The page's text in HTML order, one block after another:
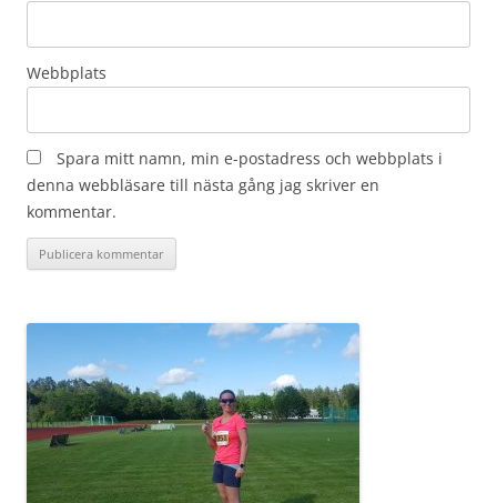
Webbplats
Spara mitt namn, min e-postadress och webbplats i
denna webbläsare till nästa gång jag skriver en
kommentar.